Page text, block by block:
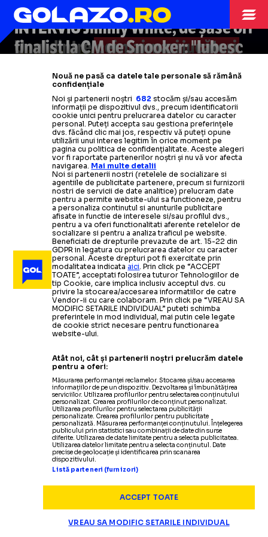
JIMMY WHITE
O’SULLIVAN!”
Unul dintrecei mai mari jucători
de snooker
din lume analizează,
pentruGOLAZO.ro
, Campionatul
Mondial din 2026
Citește mai mult
INTERVIU Jimmy White, de șase ori
finalist la CM de Snooker: "Iubesc
acest sport, de aceea joc și la 56
de ani. Cred că Ronnie O'Sullivan
va câștiga la Crucible"
Citește mai mult
23.09.2010
VIDEO​Ronnie O'Sullivan, "optimi"
la World Open: este ultimul turneu
pentru The Rocket?
Citește mai mult
John Higgins a fost decorat de
Regina Marii Britanii
Citește mai mult
SNOOKER 25.11.2007
John Higgins-ultimul calificat in
semifinale
Citește mai mult
Termeni și condiții
Politica de confidențialitate
Modifică Setările
Contact
Nouă ne pasă ca datele tale personale să rămână
confidențiale
Noi și partenerii noștri 682 stocăm și/sau accesăm
informații pe dispozitivul dvs., precum identificatorii
cookie unici pentru prelucrarea datelor cu caracter
personal. Puteți accepta sau gestiona preferințele
dvs. făcând clic mai jos, respectiv vă puteți opune
utilizării unui interes legitim în orice moment pe
pagina cu politica de confidențialitate. Aceste alegeri
vor fi raportate partenerilor noștri și nu vă vor afecta
navigarea. Mai multe detalii
Noi si partenerii nostri (retelele de socializare si
agentiile de publicitate partenere, precum si furnizorii
nostri de servicii de date analitice) prelucram date
pentru a permite website-ului sa functioneze, pentru
a personaliza continutul si anunturile publicitare
afisate in functie de interesele si/sau profilul dvs.,
pentru a va oferi functionalitati aferente retelelor de
socializare si pentru a analiza traficul pe website.
Beneficiati de drepturile prevazute de art. 15-22 din
GDPR in legatura cu prelucrarea datelor cu caracter
personal. Aceste drepturi pot fi exercitate prin
modalitatea indicataaici . Prin click pe “ACCEPT
TOATE”, acceptati folosirea tuturor Tehnologiilor de
tip Cookie, care implica inclusiv acceptul dvs. cu
privire la stocarea/accesarea informatiilor de catre
Vendor-ii cu care colaboram. Prin click pe “VREAU SA
MODIFIC SETARILE INDIVIDUAL” puteti schimba
preferintele in mod individual, mai putin cele legate
de cookie strict necesare pentru functionarea
website-ului.
Atât noi, cât și partenerii noștri prelucrăm datele
pentru a oferi:
Măsurarea performanței reclamelor. Stocarea și/sau accesarea
informațiilor de pe un dispozitiv. Dezvoltarea și îmbunătățirea
serviciilor. Utilizarea profilurilor pentru selectarea conținutului
personalizat. Crearea profilurilor de conținut personalizat.
Utilizarea profilurilor pentru selectarea publicității
personalizate. Crearea profilurilor pentru publicitate
personalizată. Măsurarea performanței conținutului. Înțelegerea
publicului prin statistici sau combinații de date din surse
diferite. Utilizarea de date limitate pentru a selecta publicitatea.
Utilizarea datelor limitate pentru a selecta conținutul. Date
precise de geolocație și identificarea prin scanarea
dispozitivului.
Listă parteneri (furnizori)
ACCEPT TOATE
VREAU SA MODIFIC SETARILE INDIVIDUAL